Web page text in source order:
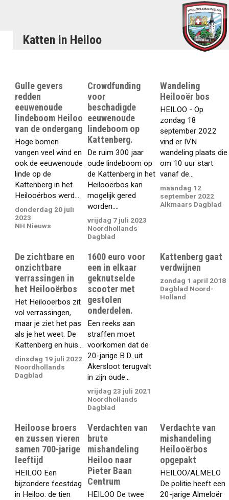
Katten in Heiloo
Gulle gevers
redden
eeuwenoude
lindeboom Heiloo
van de ondergang
Hoge bomen
vangen veel wind en
ook de eeuwenoude
linde op de
Kattenberg in het
Heilooërbos werd...
donderdag 20 juli
2023
NH Nieuws
Crowdfunding
voor
beschadigde
eeuwenoude
lindeboom op
Kattenberg.
De ruim 300 jaar
oude lindeboom op
de Kattenberg in het
Heilooërbos kan
mogelijk gered
worden....
vrijdag 7 juli 2023
Noordhollands
Dagblad
Wandeling
Heilooër bos
HEILOO - Op
zondag 18
september 2022
vind er IVN
wandeling plaats die
om 10 uur start
vanaf de...
maandag 12
september 2022
Alkmaars Dagblad
De zichtbare en
onzichtbare
verrassingen in
het Heilooërbos
Het Heilooerbos zit
vol verrassingen,
maar je ziet het pas
als je het weet. De
Kattenberg en huis...
dinsdag 19 juli 2022
Noordhollands
Dagblad
1600 euro voor
een in elkaar
geknutselde
scooter met
gestolen
onderdelen.
Een reeks aan
straffen moet
voorkomen dat de
20-jarige B.D. uit
Akersloot terugvalt
in zijn oude...
vrijdag 23 juli 2021
Noordhollands
Dagblad
Kattenberg gaat
verdwijnen
zondag 1 april 2018
Dagblad Noord-
Holland
Heiloose broers
en zussen vieren
samen 700-jarige
leeftijd
HEILOO Een
bijzondere feestdag
in Heiloo: de tien
Verdachten van
brute
mishandeling
Heiloo naar
Pieter Baan
Centrum
HEILOO De twee
Verdachte van
mishandeling
Heilooërbos
opgepakt
HEILOO/ALMELO
De politie heeft een
20-jarige Almeloër